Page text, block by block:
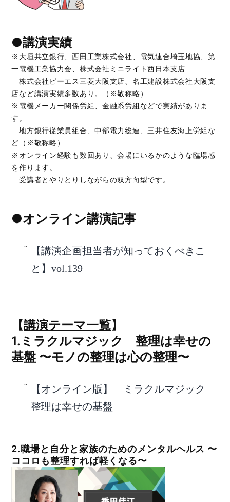
●講演実績
※大垣共立銀行、西田工業株式会社、電気連合埼玉地協、第
一電機工業協力会、株式会社ミニライト西日本支店
株式会社ピーエス三菱大阪支店、名工建設株式会社大阪支
店など講演実績多数あり。（※敬称略）
※電機メーカー関係労組、金融系労組などで実績がありま
す。
地方銀行従業員組合、中部電力総連、三井住友海上労組な
ど（※敬称略）
※オンライン経験も数回あり、会場にいるかのような臨場感
を作ります。
受講者とやりとりしながらの双方向型です。
●オンライン講演記事
【講演企画担当者が知っておくべきこ
と】vol.139
【講演テーマ一覧】
1.ミラクルマジック 整理は幸せの
基盤 〜モノの整理は心の整理〜
【オンライン版】 ミラクルマジック
整理は幸せの基盤
2.職場と自分と家族のためのメンタルヘルス 〜
ココロも整理すれば軽くなる〜